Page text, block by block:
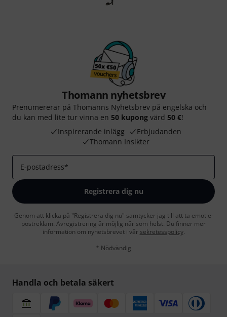
Thomann nyhetsbrev
Prenumererar på Thomanns Nyhetsbrev på engelska och
du kan med lite tur vinna en 50 kupong värd 50 €!
Inspirerande inlägg
Erbjudanden
Thomann Insikter
E-postadress*
Registrera dig nu
Genom att klicka på "Registrera dig nu" samtycker jag till att ta emot e-
postreklam. Avregistrering är möjlig när som helst. Du finner mer
information om nyhetsbrevet i vår sekretesspolicy.
* Nödvändig
Handla och betala säkert